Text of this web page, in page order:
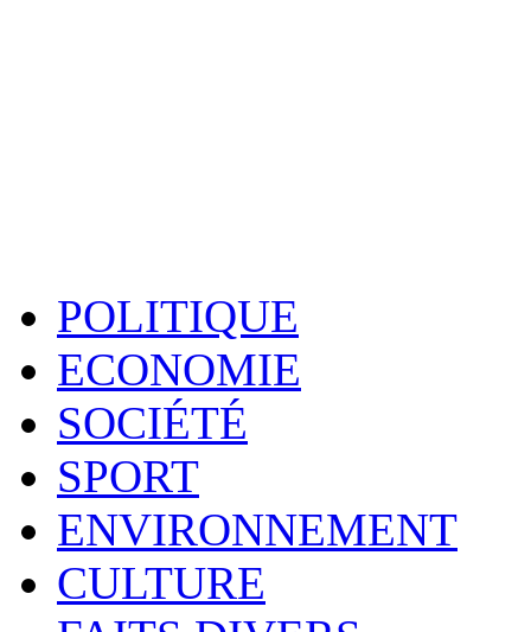
POLITIQUE
ECONOMIE
SOCIÉTÉ
SPORT
ENVIRONNEMENT
CULTURE